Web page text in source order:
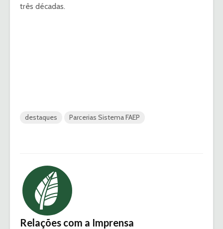
três décadas.
destaques Parcerias Sistema FAEP
Relações com a Imprensa